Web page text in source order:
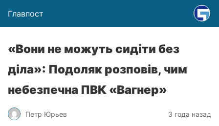
Главпост
«Вони не можуть сидіти без
діла»: Подоляк розповів, чим
небезпечна ПВК «Вагнер»
Петр Юрьев 3 года назад